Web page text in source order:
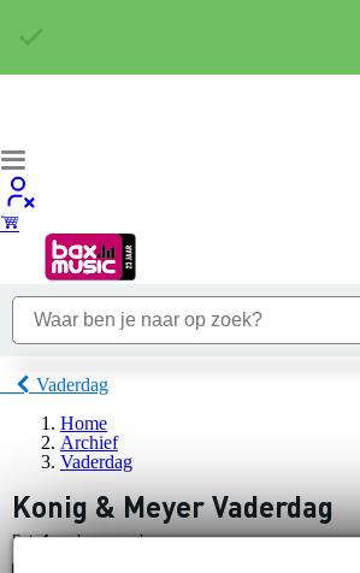
Vaderdag
Home
Archief
Vaderdag
Konig & Meyer Vaderdag
Er is1product gevonden.